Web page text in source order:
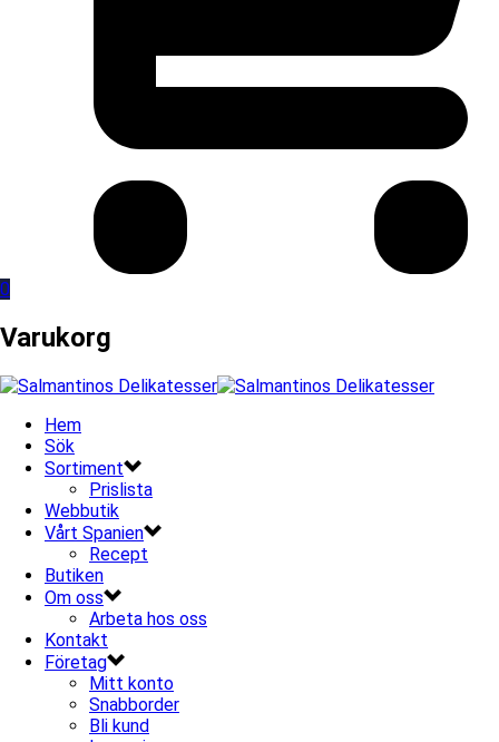
0
Varukorg
Hem
Sök
Sortiment
Prislista
Webbutik
Vårt Spanien
Recept
Butiken
Om oss
Arbeta hos oss
Kontakt
Företag
Mitt konto
Snabborder
Bli kund